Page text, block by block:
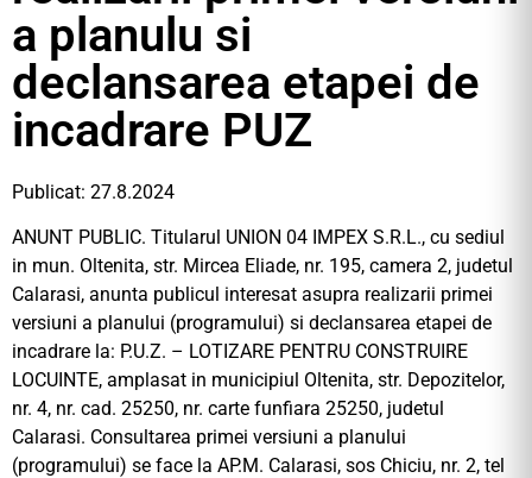
a planulu si
declansarea etapei de
incadrare PUZ
Publicat: 27.8.2024
ANUNT PUBLIC. Titularul UNION 04 IMPEX S.R.L., cu sediul
in mun. Oltenita, str. Mircea Eliade, nr. 195, camera 2, judetul
Calarasi, anunta publicul interesat asupra realizarii primei
versiuni a planului (programului) si declansarea etapei de
incadrare la: P.U.Z. – LOTIZARE PENTRU CONSTRUIRE
LOCUINTE, amplasat in municipiul Oltenita, str. Depozitelor,
nr. 4, nr. cad. 25250, nr. carte funfiara 25250, judetul
Calarasi. Consultarea primei versiuni a planului
(programului) se face la AP.M. Calarasi, sos Chiciu, nr. 2, tel